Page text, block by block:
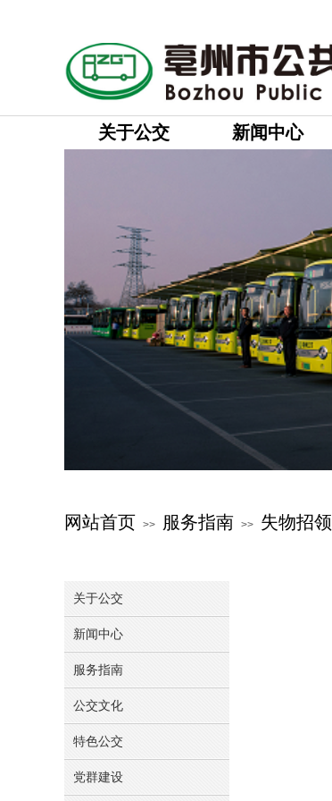
关于公交 新闻中心
网站首页 >> 服务指南 >> 失物招领
关于公交
新闻中心
服务指南
公交文化
特色公交
党群建设